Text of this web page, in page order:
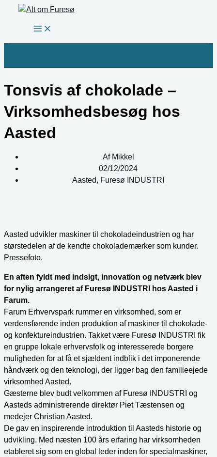
indholdet
Tonsvis af chokolade –
Virksomhedsbesøg hos
Aasted
AfMikkel
02/12/2024
Aasted, Furesø INDUSTRI
Aasted udvikler maskiner til chokoladeindustrien og har
størstedelen af de kendte chokolademærker som kunder.
Pressefoto.
En aften fyldt med indsigt, innovation og netværk blev
for nylig arrangeret af Furesø INDUSTRI hos Aasted i
Farum.
Farum Erhvervspark rummer en virksomhed, som er
verdensførende inden produktion af maskiner til chokolade-
og konfektureindustrien. Takket være Furesø INDUSTRI fik
en gruppe lokale erhvervsfolk og interesserede borgere
muligheden for at få et sjældent indblik i det imponerende
håndværk og den teknologi, der ligger bag den familieejede
virksomhed Aasted.
Gæsterne blev budt velkommen af Furesø INDUSTRI og
Aasteds administrerende direktør Piet Tæstensen og
medejer Christian Aasted.
De gav en inspirerende introduktion til Aasteds historie og
udvikling. Med næsten 100 års erfaring har virksomheden
etableret sig som en global leder inden for specialmaskiner,